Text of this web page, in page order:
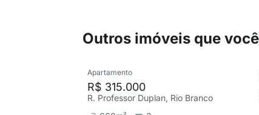
Outros imóveis que
Apartamento
R$ 315.000
R. Professor Duplan, Rio Branco